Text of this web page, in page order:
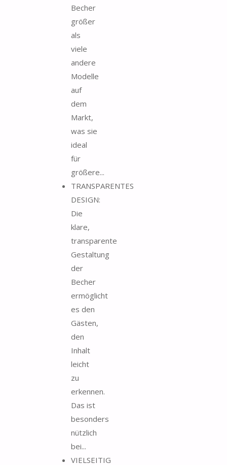
Becher
größer
als
viele
andere
Modelle
auf
dem
Markt,
was sie
ideal
für
größere...
TRANSPARENTES
DESIGN:
Die
klare,
transparente
Gestaltung
der
Becher
ermöglicht
es den
Gästen,
den
Inhalt
leicht
zu
erkennen.
Das ist
besonders
nützlich
bei...
VIELSEITIG